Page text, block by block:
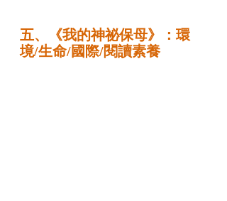
五、《我的神祕保母》：環
境/生命/國際/閱讀素養